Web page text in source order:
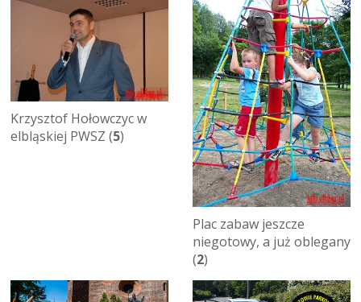
Krzysztof Hołowczyc w
elbląskiej PWSZ (5)
Plac zabaw jeszcze
niegotowy, a już oblegany
(2)